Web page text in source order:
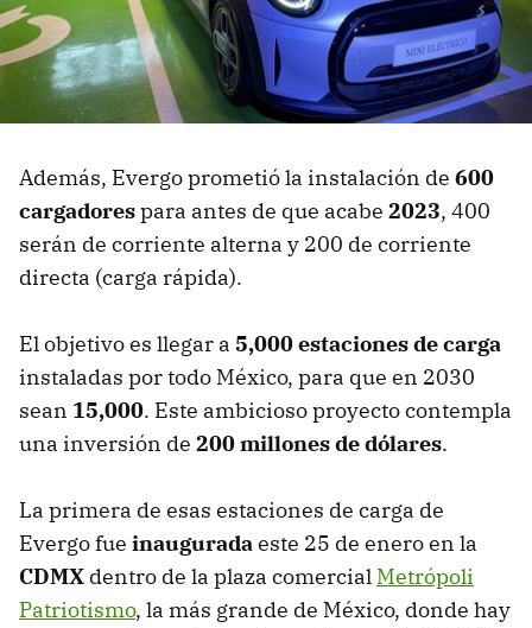
Además, Evergo prometió la instalación de 600
cargadorespara antes de que acabe 2023, 400
serán de corriente alterna y 200 de corriente
directa (carga rápida).
El objetivo es llegar a 5,000 estaciones de carga
instaladas por todo México, para que en 2030
sean 15,000. Este ambicioso proyecto contempla
una inversión de 200 millones de dólares.
La primera de esas estaciones de carga de
Evergo fue inauguradaeste 25 de enero en la
CDMX dentro de la plaza comercial Metrópoli
Patriotismo, la más grande de México, donde hay